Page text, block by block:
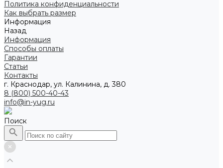
Политика конфиденциальности
Как выбрать размер
Информация
Назад
Информация
Способы оплаты
Гарантии
Статьи
Контакты
г. Краснодар, ул. Калинина, д. 380
8 (800) 500-40-43
info@in-yug.ru
Поиск